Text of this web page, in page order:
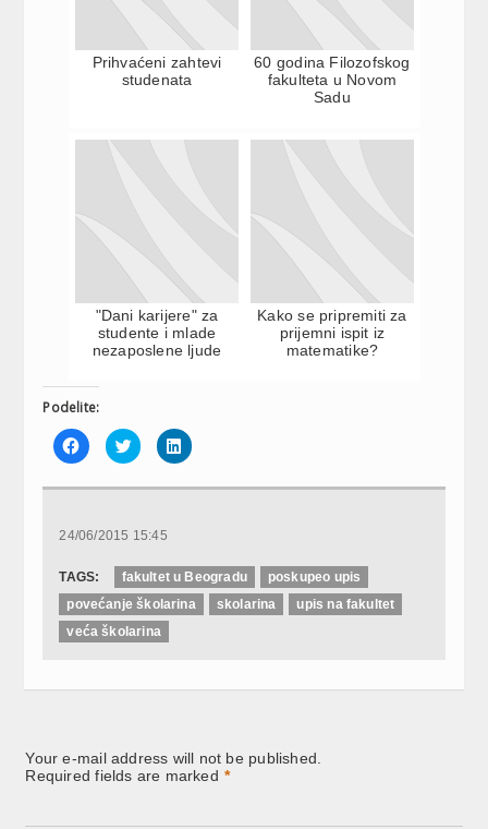
Prihvaćeni zahtevi
studenata
60 godina Filozofskog
fakulteta u Novom
Sadu
"Dani karijere" za
studente i mlade
nezaposlene ljude
Kako se pripremiti za
prijemni ispit iz
matematike?
Podelite:
Click
to
share
Facebook
new
Click
to
share
Twitter
new
Click
to
LinkedIn
24/06/2015 15:45
TAGS: fakultet u Beogradu
poskupeo upis
povećanje školarina
skolarina
upis na fakultet
veća školarina
Your e-mail address will not be published.
Required fields are marked *